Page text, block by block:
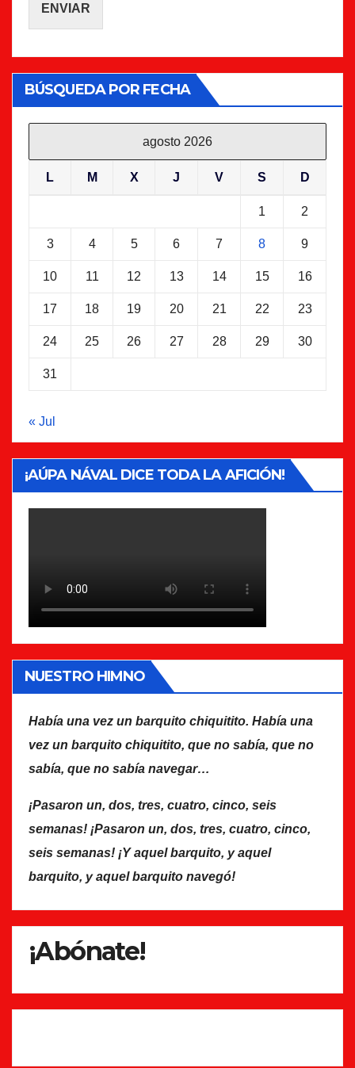
ENVIAR
BÚSQUEDA POR FECHA
agosto 2026
L M X J V S D
1 2
3 4 5 6 7 8 9
10 11 12 13 14 15 16
17 18 19 20 21 22 23
24 25 26 27 28 29 30
31
« Jul
¡AÚPA NÁVAL DICE TODA LA AFICIÓN!
NUESTRO HIMNO
Había una vez un barquito chiquitito. Había una
vez un barquito chiquitito, que no sabía, que no
sabía, que no sabía navegar…
¡Pasaron un, dos, tres, cuatro, cinco, seis
semanas! ¡Pasaron un, dos, tres, cuatro, cinco,
seis semanas! ¡Y aquel barquito, y aquel
barquito, y aquel barquito navegó!
¡Abónate!